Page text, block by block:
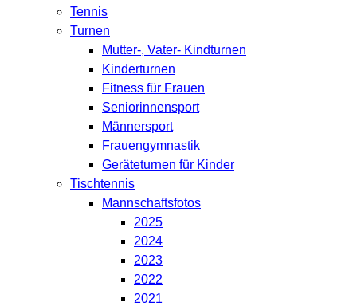
Tennis
Turnen
Mutter-, Vater- Kindturnen
Kinderturnen
Fitness für Frauen
Seniorinnensport
Männersport
Frauengymnastik
Geräteturnen für Kinder
Tischtennis
Mannschaftsfotos
2025
2024
2023
2022
2021